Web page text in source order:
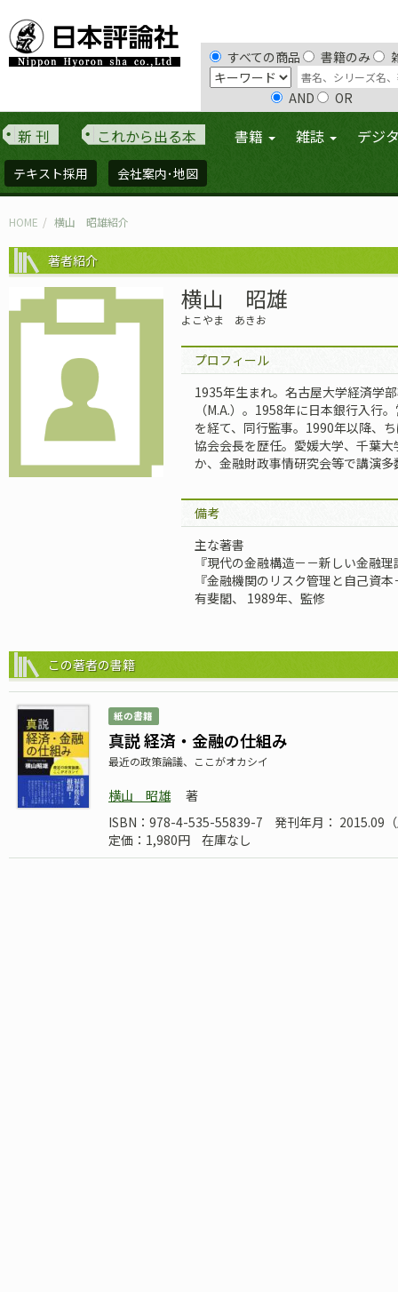
すべての商品 書籍のみ
AND OR
新 刊 これから出る本 書籍 雑誌 デジ
テキスト採用 会社案内･地図
HOME 横山 昭雄紹介
著者紹介
横山 昭雄
よこやま あきお
プロフィール
1935年生まれ。名古屋大学経済学
（M.A.）。1958年に日本銀行入行
を経て、同行監事。1990年以降、
協会会長を歴任。愛媛大学、千葉
か、金融財政事情研究会等で講演
備考
主な著書
『現代の金融構造－－新しい金融
『金融機関のリスク管理と自己資
有斐閣、 1989年、監修
この著者の書籍
紙の書籍
真説 経済・金融の仕組み
最近の政策論議、ここがオカシイ
横山 昭雄
著
ISBN：978-4-535-55839-7
発刊年月： 2015.09
定価：1,980円
在庫なし